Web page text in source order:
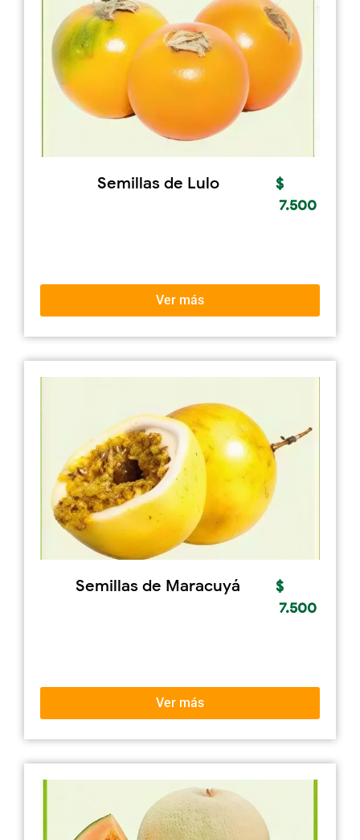
Semillas de Lulo
$
7.500
Ver más
Semillas de Maracuyá
$
7.500
Ver más